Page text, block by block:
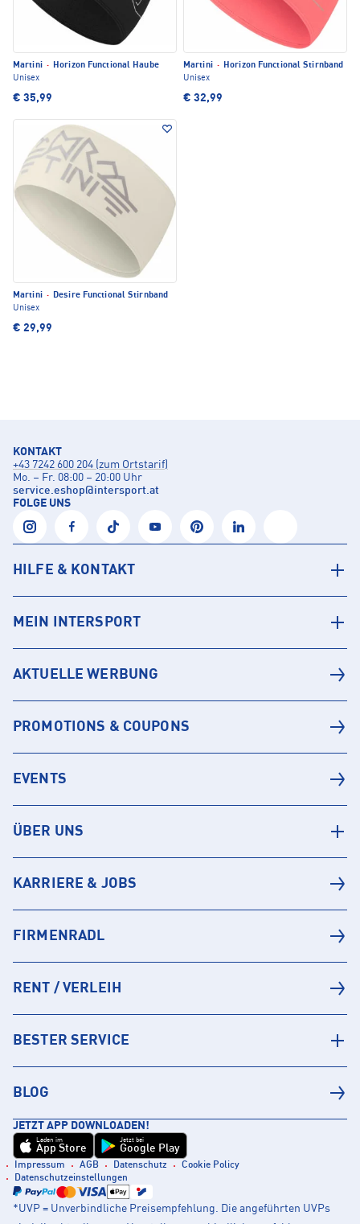
Martini · Horizon Functional Haube
Unisex
€ 35,99
Martini · Horizon Functional Stirnband
Unisex
€ 32,99
Martini · Desire Functional Stirnband
Unisex
€ 29,99
KONTAKT
+43 7242 600 204 (zum Ortstarif)
Mo. – Fr. 08:00 – 20:00 Uhr
service.eshop@intersport.at
FOLGE UNS
HILFE & KONTAKT
MEIN INTERSPORT
AKTUELLE WERBUNG
PROMOTIONS & COUPONS
EVENTS
ÜBER UNS
KARRIERE & JOBS
FIRMENRADL
RENT / VERLEIH
BESTER SERVICE
BLOG
JETZT APP DOWNLOADEN!
Laden im
App Store
Jetzt bei
Google Play
Impressum AGB Datenschutz
Cookie Policy
Datenschutzeinstellungen
*UVP = Unverbindliche Preisempfehlung. Die angeführten UVPs